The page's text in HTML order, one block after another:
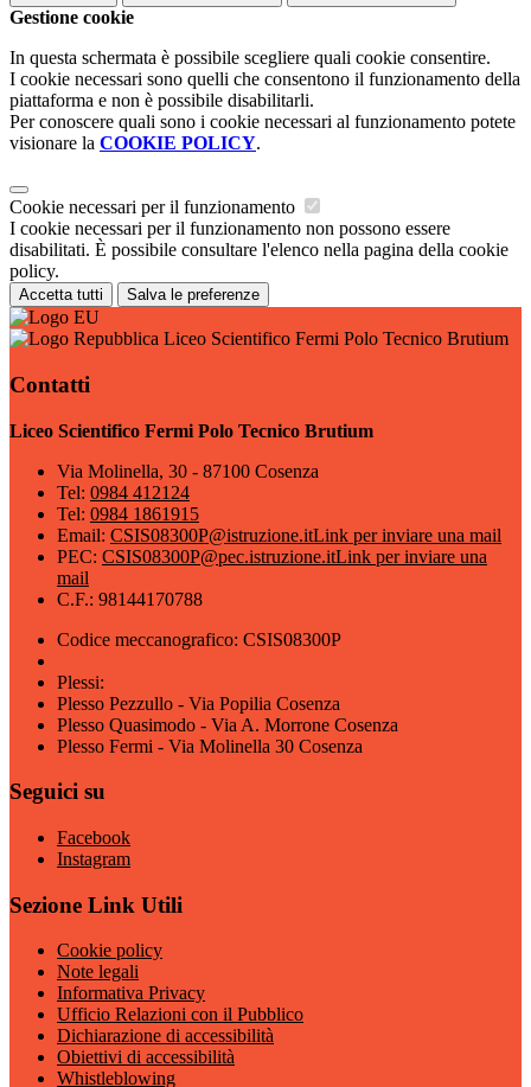
Gestione cookie
In questa schermata è possibile scegliere quali cookie consentire.
I cookie necessari sono quelli che consentono il funzionamento della
piattaforma e non è possibile disabilitarli.
Per conoscere quali sono i cookie necessari al funzionamento potete
visionare la COOKIE POLICY.
Cookie necessari per il funzionamento
I cookie necessari per il funzionamento non possono essere
disabilitati. È possibile consultare l'elenco nella pagina della cookie
policy.
Accetta tutti Salva le preferenze
Liceo Scientifico Fermi Polo Tecnico Brutium
Contatti
Liceo Scientifico Fermi Polo Tecnico Brutium
Via Molinella, 30 - 87100 Cosenza
Tel: 0984 412124
Tel: 0984 1861915
Email: CSIS08300P@istruzione.itLink per inviare una mail
PEC: CSIS08300P@pec.istruzione.itLink per inviare una
mail
C.F.: 98144170788
Codice meccanografico: CSIS08300P
Plessi:
Plesso Pezzullo - Via Popilia Cosenza
Plesso Quasimodo - Via A. Morrone Cosenza
Plesso Fermi - Via Molinella 30 Cosenza
Seguici su
Facebook
Instagram
Sezione Link Utili
Cookie policy
Note legali
Informativa Privacy
Ufficio Relazioni con il Pubblico
Dichiarazione di accessibilità
Obiettivi di accessibilità
Whistleblowing